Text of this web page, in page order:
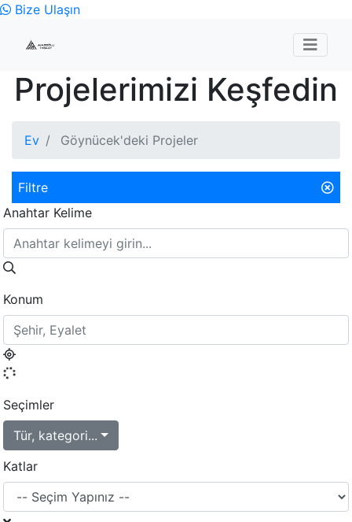
Bize Ulaşın
Projelerimizi Keşfedin
Ev Göynücek'deki Projeler
Filtre
Anahtar Kelime
Konum
Seçimler
Tür, kategori...
Katlar